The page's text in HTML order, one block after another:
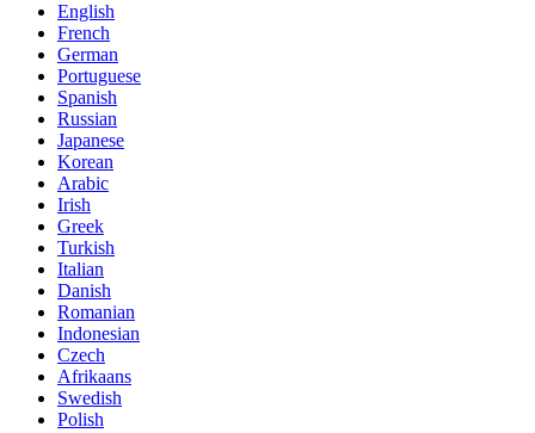
English
French
German
Portuguese
Spanish
Russian
Japanese
Korean
Arabic
Irish
Greek
Turkish
Italian
Danish
Romanian
Indonesian
Czech
Afrikaans
Swedish
Polish